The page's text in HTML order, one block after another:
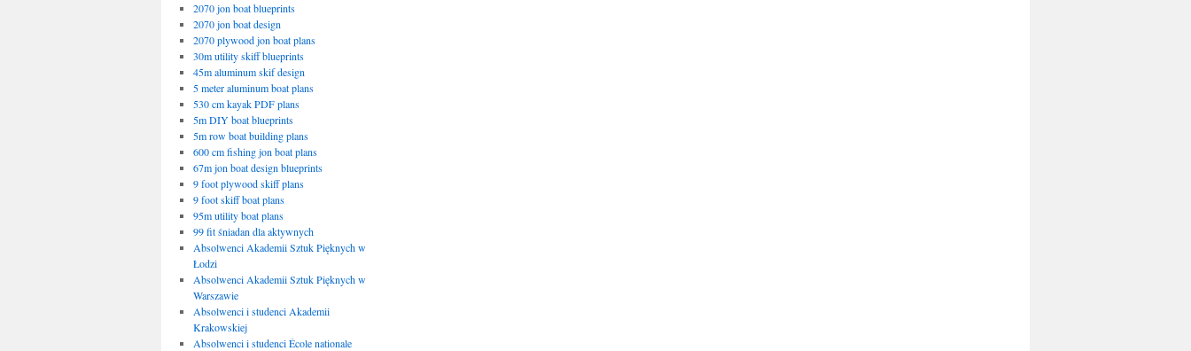
2070 jon boat blueprints
2070 jon boat design
2070 plywood jon boat plans
30m utility skiff blueprints
45m aluminum skif design
5 meter aluminum boat plans
530 cm kayak PDF plans
5m DIY boat blueprints
5m row boat building plans
600 cm fishing jon boat plans
67m jon boat design blueprints
9 foot plywood skiff plans
9 foot skiff boat plans
95m utility boat plans
99 fit śniadan dla aktywnych
Absolwenci Akademii Sztuk Pięknych w
Łodzi
Absolwenci Akademii Sztuk Pięknych w
Warszawie
Absolwenci i studenci Akademii
Krakowskiej
Absolwenci i studenci École nationale